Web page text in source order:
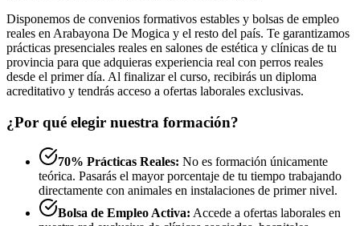
Disponemos de convenios formativos estables y bolsas de empleo
reales en Arabayona De Mogica y el resto del país. Te garantizamos
prácticas presenciales reales en salones de estética y clínicas de tu
provincia para que adquieras experiencia real con perros reales
desde el primer día. Al finalizar el curso, recibirás un diploma
acreditativo y tendrás acceso a ofertas laborales exclusivas.
¿Por qué elegir nuestra formación?
70% Prácticas Reales: No es formación únicamente
teórica. Pasarás el mayor porcentaje de tu tiempo trabajando
directamente con animales en instalaciones de primer nivel.
Bolsa de Empleo Activa: Accede a ofertas laborales en